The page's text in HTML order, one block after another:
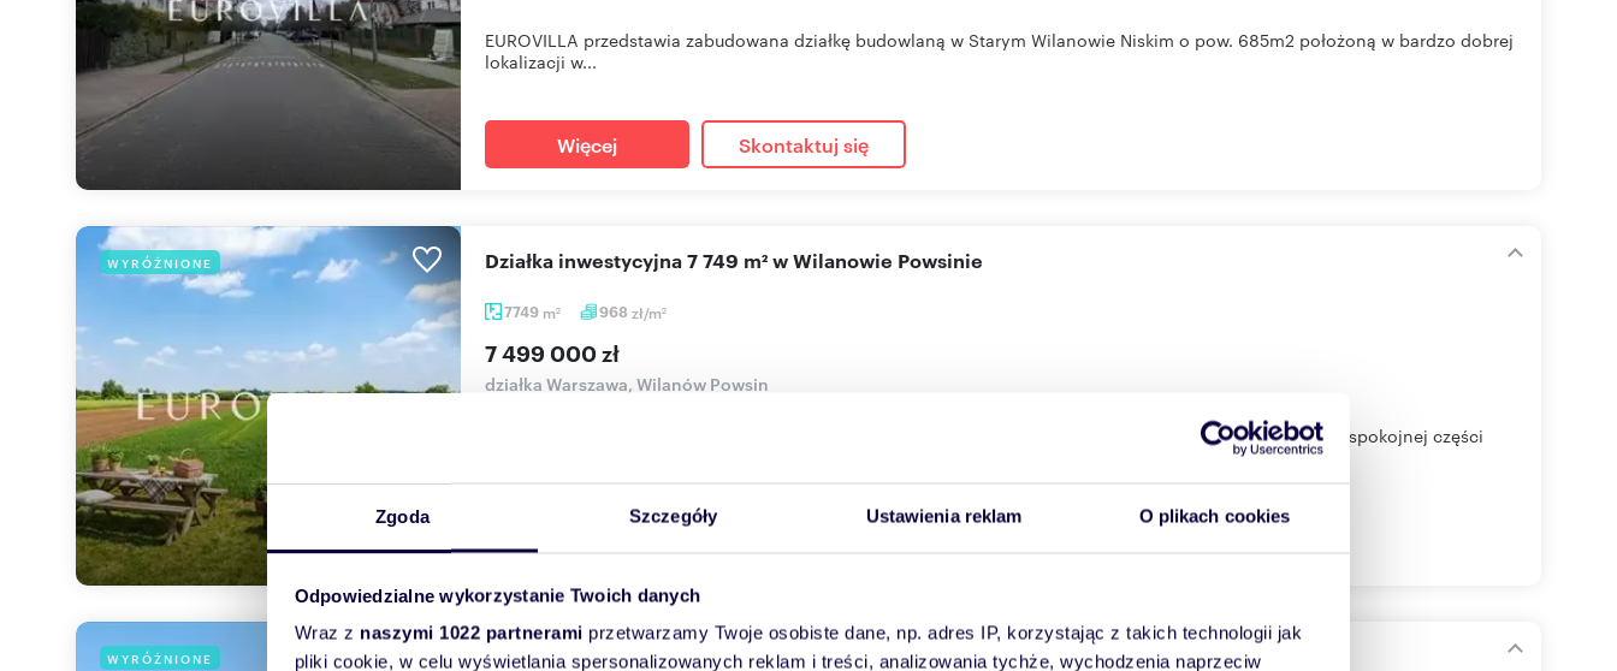
Zgoda Szczegóły Ustawienia reklam O plikach cookies
Odpowiedzialne wykorzystanie Twoich danych
Wraz z naszymi 1022 partnerami przetwarzamy Twoje osobiste dane, np. adres IP, korzystając z takich technologii jak
pliki cookie, w celu wyświetlania spersonalizowanych reklam i treści, analizowania tychże, wychodzenia naprzeciw
EUROVILLA przedstawia zabudowana działkę budowlaną w Starym Wilanowie Niskim o pow. 685m2 położoną w bardzo dobrej
lokalizacji w...
Więcej Skontaktuj się
WYRÓŻNIONE
7749 m2 968 zł/m2
Działka inwestycyjna 7 749 m² w Wilanowie Powsinie
7 499 000 zł
działka Warszawa, Wilanów Powsin
EUROVILLA prezentuje wyjątkową działkę inwestycyjną o powierzchni 7749 m², położoną w malowniczej i spokojnej części
WYRÓŻNIONE Działka pod osiedle Wilanów Powsin 9246 m² - media i pozwolenia